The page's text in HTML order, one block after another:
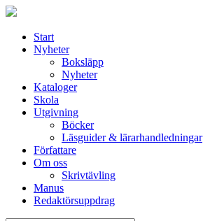
Start
Nyheter
Boksläpp
Nyheter
Kataloger
Skola
Utgivning
Böcker
Läsguider & lärarhandledningar
Författare
Om oss
Skrivtävling
Manus
Redaktörsuppdrag